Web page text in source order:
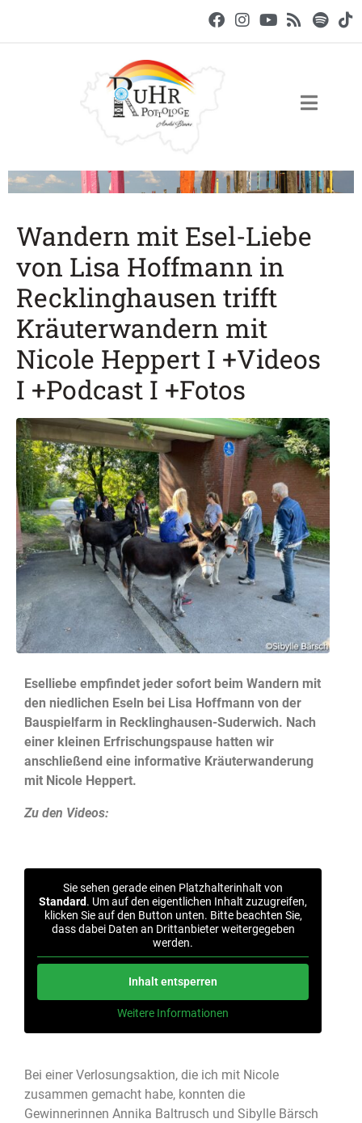
Wandern mit Esel-Liebe
von Lisa Hoffmann in
Recklinghausen trifft
Kräuterwandern mit
Nicole Heppert I +Videos
I +Podcast I +Fotos
Eselliebe empfindet jeder sofort beim Wandern mit
den niedlichen Eseln bei Lisa Hoffmann von der
Bauspielfarm in Recklinghausen-Suderwich. Nach
einer kleinen Erfrischungspause hatten wir
anschließend eine informative Kräuterwanderung
mit Nicole Heppert.
Zu den Videos:
Sie sehen gerade einen Platzhalterinhalt von
Standard. Um auf den eigentlichen Inhalt zuzugreifen,
klicken Sie auf den Button unten. Bitte beachten Sie,
dass dabei Daten an Drittanbieter weitergegeben
werden.
Inhalt entsperren
Weitere Informationen
Bei einer Verlosungsaktion, die ich mit Nicole
zusammen gemacht habe, konnten die
Gewinnerinnen Annika Baltrusch und Sibylle Bärsch